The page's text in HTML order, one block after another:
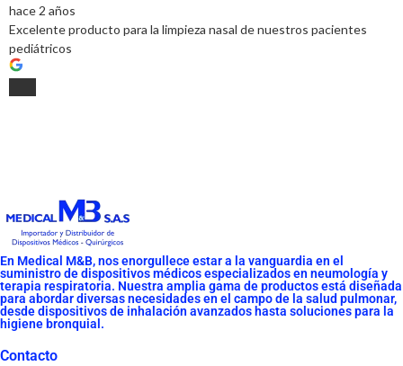
hace 2 años
Excelente producto para la limpieza nasal de nuestros pacientes
pediátricos
En Medical M&B, nos enorgullece estar a la vanguardia en el
suministro de dispositivos médicos especializados en neumología y
terapia respiratoria. Nuestra amplia gama de productos está diseñada
para abordar diversas necesidades en el campo de la salud pulmonar,
desde dispositivos de inhalación avanzados hasta soluciones para la
higiene bronquial.
Contacto